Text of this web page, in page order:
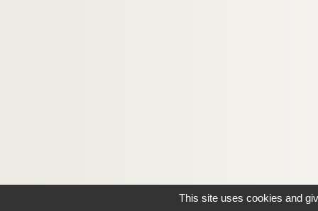
This site uses cookies and